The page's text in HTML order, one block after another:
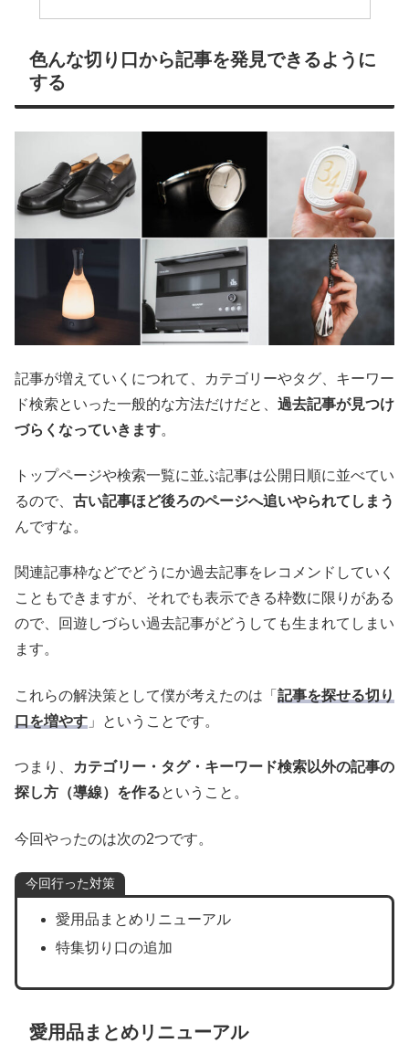
色んな切り口から記事を発見できるように
する
記事が増えていくにつれて、カテゴリーやタグ、キーワー
ド検索といった一般的な方法だけだと、 過去記事が見つけ
づらくなっていきます。
トップページや検索一覧に並ぶ記事は公開日順に並べてい
るので、 古い記事ほど後ろのページへ追いやられてしまう
んですな。
関連記事枠などでどうにか過去記事をレコメンドしていく
こともできますが、それでも表示できる枠数に限りがある
ので、回遊しづらい過去記事がどうしても生まれてしまい
ます。
これらの解決策として僕が考えたのは「 記事を探せる切り
口を増やす 」ということです。
つまり、
カテゴリー・タグ・キーワード検索以外の記事の
探し方（導線）を作るということ。
今回やったのは次の2つです。
今回行った対策
愛用品まとめリニューアル
特集切り口の追加
愛用品まとめリニューアル